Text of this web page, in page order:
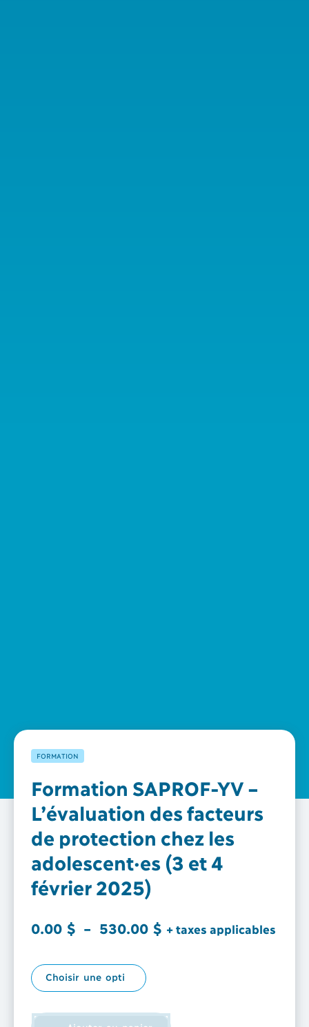
FORMATION
Formation SAPROF-YV –
L’évaluation des facteurs
de protection chez les
adolescent·es (3 et 4
février 2025)
0.00 $ – 530.00 $Plage
à
+ taxes applicables